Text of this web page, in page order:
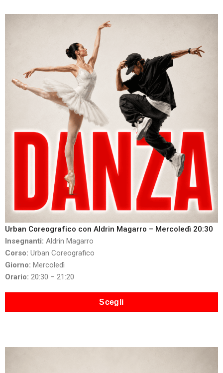
Urban Coreografico con Aldrin Magarro – Mercoledì 20:30
Insegnanti: Aldrin Magarro
Corso: Urban Coreografico
Giorno: Mercoledì
Orario: 20:30 – 21:20
Scegli